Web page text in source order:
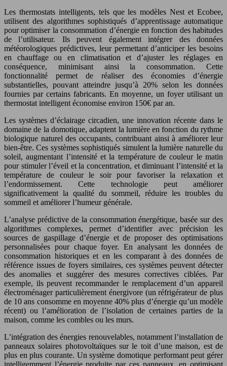
Les thermostats intelligents, tels que les modèles Nest et Ecobee,
utilisent des algorithmes sophistiqués d’apprentissage automatique
pour optimiser la consommation d’énergie en fonction des habitudes
de l’utilisateur. Ils peuvent également intégrer des données
météorologiques prédictives, leur permettant d’anticiper les besoins
en chauffage ou en climatisation et d’ajuster les réglages en
conséquence, minimisant ainsi la consommation. Cette
fonctionnalité permet de réaliser des économies d’énergie
substantielles, pouvant atteindre jusqu’à 20% selon les données
fournies par certains fabricants. En moyenne, un foyer utilisant un
thermostat intelligent économise environ 150€ par an.
Les systèmes d’éclairage circadien, une innovation récente dans le
domaine de la domotique, adaptent la lumière en fonction du rythme
biologique naturel des occupants, contribuant ainsi à améliorer leur
bien-être. Ces systèmes sophistiqués simulent la lumière naturelle du
soleil, augmentant l’intensité et la température de couleur le matin
pour stimuler l’éveil et la concentration, et diminuant l’intensité et la
température de couleur le soir pour favoriser la relaxation et
l’endormissement. Cette technologie peut améliorer
significativement la qualité du sommeil, réduire les troubles du
sommeil et améliorer l’humeur générale.
L’analyse prédictive de la consommation énergétique, basée sur des
algorithmes complexes, permet d’identifier avec précision les
sources de gaspillage d’énergie et de proposer des optimisations
personnalisées pour chaque foyer. En analysant les données de
consommation historiques et en les comparant à des données de
référence issues de foyers similaires, ces systèmes peuvent détecter
des anomalies et suggérer des mesures correctives ciblées. Par
exemple, ils peuvent recommander le remplacement d’un appareil
électroménager particulièrement énergivore (un réfrigérateur de plus
de 10 ans consomme en moyenne 40% plus d’énergie qu’un modèle
récent) ou l’amélioration de l’isolation de certaines parties de la
maison, comme les combles ou les murs.
L’intégration des énergies renouvelables, notamment l’installation de
panneaux solaires photovoltaïques sur le toit d’une maison, est de
plus en plus courante. Un système domotique performant peut gérer